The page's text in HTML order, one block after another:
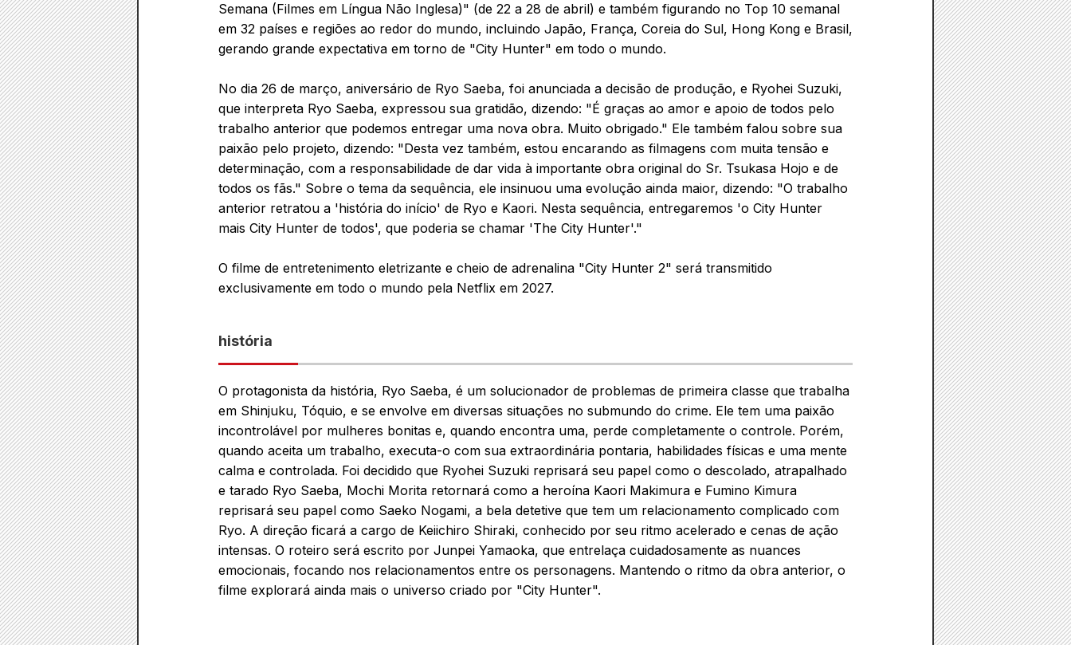
Semana (Filmes em Língua Não Inglesa)" (de 22 a 28 de abril) e também figurando no Top 10 semanal
em 32 países e regiões ao redor do mundo, incluindo Japão, França, Coreia do Sul, Hong Kong e Brasil,
gerando grande expectativa em torno de "City Hunter" em todo o mundo.
No dia 26 de março, aniversário de Ryo Saeba, foi anunciada a decisão de produção, e Ryohei Suzuki,
que interpreta Ryo Saeba, expressou sua gratidão, dizendo: "É graças ao amor e apoio de todos pelo
trabalho anterior que podemos entregar uma nova obra. Muito obrigado." Ele também falou sobre sua
paixão pelo projeto, dizendo: "Desta vez também, estou encarando as filmagens com muita tensão e
determinação, com a responsabilidade de dar vida à importante obra original do Sr. Tsukasa Hojo e de
todos os fãs." Sobre o tema da sequência, ele insinuou uma evolução ainda maior, dizendo: "O trabalho
anterior retratou a 'história do início' de Ryo e Kaori. Nesta sequência, entregaremos 'o City Hunter
mais City Hunter de todos', que poderia se chamar 'The City Hunter'."
O filme de entretenimento eletrizante e cheio de adrenalina "City Hunter 2" será transmitido
exclusivamente em todo o mundo pela Netflix em 2027.
história
O protagonista da história, Ryo Saeba, é um solucionador de problemas de primeira classe que trabalha
em Shinjuku, Tóquio, e se envolve em diversas situações no submundo do crime. Ele tem uma paixão
incontrolável por mulheres bonitas e, quando encontra uma, perde completamente o controle. Porém,
quando aceita um trabalho, executa-o com sua extraordinária pontaria, habilidades físicas e uma mente
calma e controlada. Foi decidido que Ryohei Suzuki reprisará seu papel como o descolado, atrapalhado
e tarado Ryo Saeba, Mochi Morita retornará como a heroína Kaori Makimura e Fumino Kimura
reprisará seu papel como Saeko Nogami, a bela detetive que tem um relacionamento complicado com
Ryo. A direção ficará a cargo de Keiichiro Shiraki, conhecido por seu ritmo acelerado e cenas de ação
intensas. O roteiro será escrito por Junpei Yamaoka, que entrelaça cuidadosamente as nuances
emocionais, focando nos relacionamentos entre os personagens. Mantendo o ritmo da obra anterior, o
filme explorará ainda mais o universo criado por "City Hunter".